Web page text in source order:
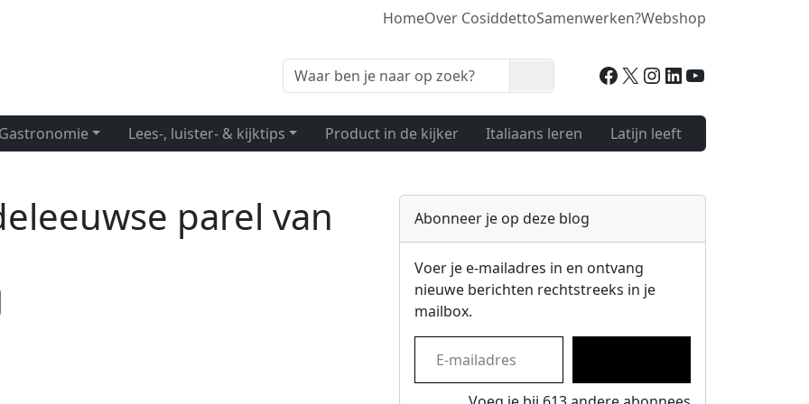
HomeOver CosiddettoSamenwerken?Webshop
Zoeken
Zoeken
Facebook
X Instagram
LinkedIn
YouTube
Gastronomie Lees-, luister- & kijktips Product in de kijker Italiaans leren Latijn leeft
parel van
Abonneer je op deze blog
Voer je e-mailadres in en ontvang
nieuwe berichten rechtstreeks in je
mailbox.
E-mailadres